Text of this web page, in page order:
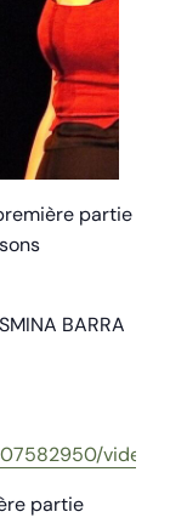
partie
BARRA
videos/
partie